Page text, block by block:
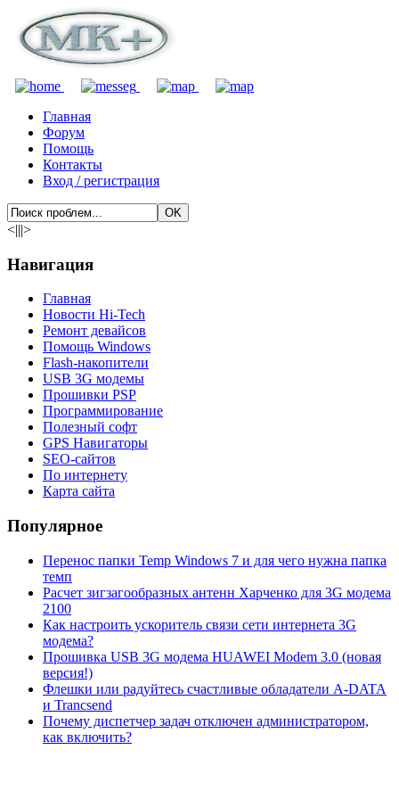
Главная
Форум
Помощь
Контакты
Вход / регистрация
<|||>
Навигация
Главная
Новости Hi-Tech
Ремонт девайсов
Помощь Windows
Flash-накопители
USB 3G модемы
Прошивки PSP
Программирование
Полезный софт
GPS Навигаторы
SEO-сайтов
По интернету
Карта сайта
Популярное
Перенос папки Temp Windows 7 и для чего нужна папка
темп
Расчет зигзагообразных антенн Харченко для 3G модема
2100
Как настроить ускоритель связи сети интернета 3G
модема?
Прошивка USB 3G модема HUAWEI Modem 3.0 (новая
версия!)
Флешки или радуйтесь счастливые обладатели A-DATA
и Trancsend
Почему диспетчер задач отключен администратором,
как включить?